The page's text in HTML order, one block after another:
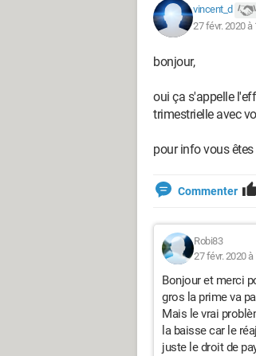
vincent_d
27 févr. 2020 à
bonjour,
oui ça s'appelle
trimestrielle avec
pour info vous
Commenter
Robi83
27 févr. 2020 à
Bonjour et merci
gros la prime va
Mais le vrai
la baisse car le
juste le droit de